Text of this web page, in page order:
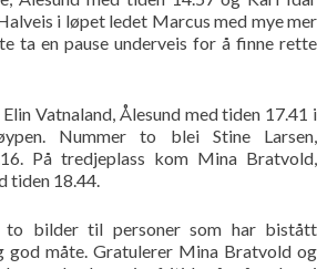
Pekere
Kontakt oss
Om oss
i løpet ledet Marcus med mye mer
ta en pause underveis for å finne rette
Vatnaland, Ålesund med tiden 17.41 i
Nummer to blei Stine Larsen,
På tredjeplass kom Mina Bratvold,
tiden 18.44.
bilder til personer som har bistått
god måte. Gratulerer Mina Bratvold og